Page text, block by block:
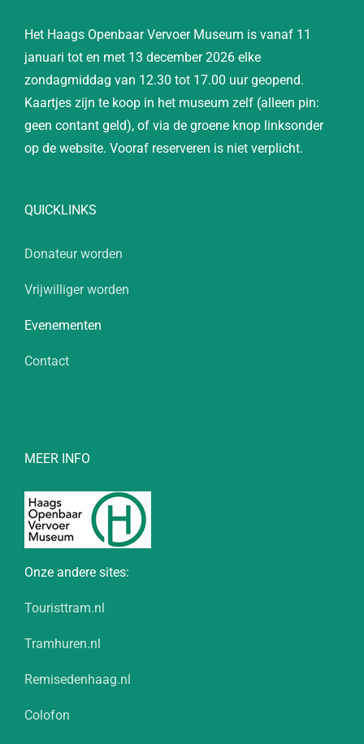
Het Haags Openbaar Vervoer Museum is vanaf 11
januari tot en met 13 december 2026 elke
zondagmiddag van 12.30 tot 17.00 uur geopend.
Kaartjes zijn te koop in het museum zelf (alleen pin:
geen contant geld), of via de groene knop linksonder
op de website. Vooraf reserveren is niet verplicht.
QUICKLINKS
Donateur worden
Vrijwilliger worden
Evenementen
Contact
MEER INFO
Onze andere sites:
Touristtram.nl
Tramhuren.nl
Remisedenhaag.nl
Colofon